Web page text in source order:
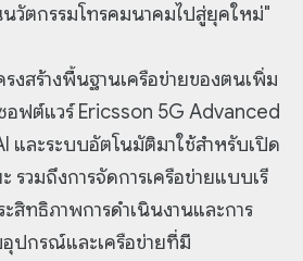
วัตกรรมโทรคมนาคมไปสู่ยุคใหม่"
งสร้างพื้นฐานเครือข่ายของตนเพิ่ม
อฟต์แวร์ Ericsson 5G Advanced
และระบบอัตโนมัติมาใช้สำหรับเปิด
รวมถึงการจัดการเครือข่ายแบบเรี
สิทธิภาพการดำเนินงานและการ
ปกรณ์และเครือข่ายที่มี